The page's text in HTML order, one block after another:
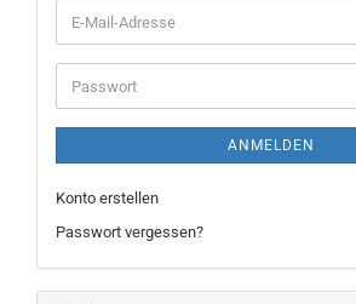
E-
Mail-
Adresse
Passwort
ANMELDEN
Konto erstellen
Passwort vergessen?